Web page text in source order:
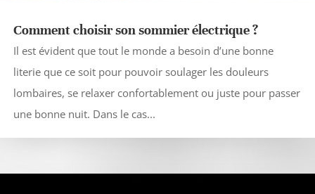
Comment choisir son sommier électrique ?
Il est évident que tout le monde a besoin d’une bonne
literie que ce soit pour pouvoir soulager les douleurs
lombaires, se relaxer confortablement ou juste pour passer
une bonne nuit. Dans le cas...